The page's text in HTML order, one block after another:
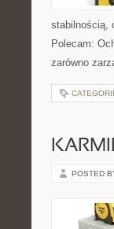
stabilnością,
Polecam:
zarówno
POSTED